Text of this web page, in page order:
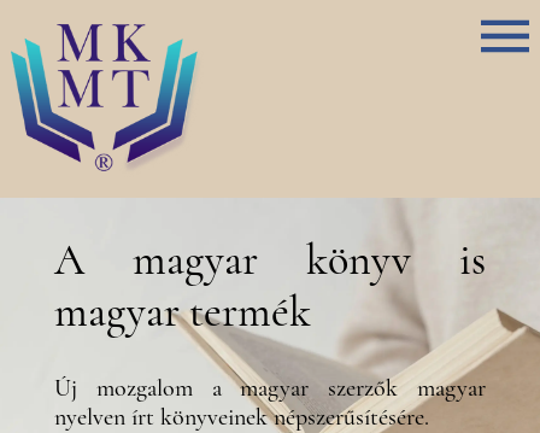
A magyar könyv is
magyar termék
Új mozgalom a magyar szerzők magyar
nyelven írt könyveinek népszerűsítésére.